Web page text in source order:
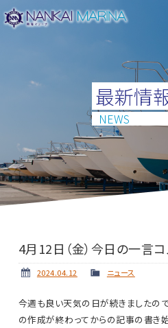
最新情
NEWS
4月12日（金）今日の一言コ
2024.04.12 ニュース
今週も良い天気の日が続きましたの
の作成が終わってからの記事の書き